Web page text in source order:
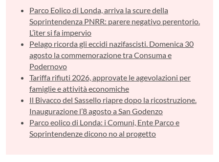
Parco Eolico di Londa, arriva la scure della
Soprintendenza PNRR: parere negativo perentorio.
L’iter si fa impervio
Pelago ricorda gli eccidi nazifascisti. Domenica 30
agosto la commemorazione tra Consuma e
Podernovo
Tariffa rifiuti 2026, approvate le agevolazioni per
famiglie e attività economiche
Il Bivacco del Sassello riapre dopo la ricostruzione.
Inaugurazione l’8 agosto a San Godenzo
Parco eolico di Londa: i Comuni, Ente Parco e
Soprintendenze dicono no al progetto